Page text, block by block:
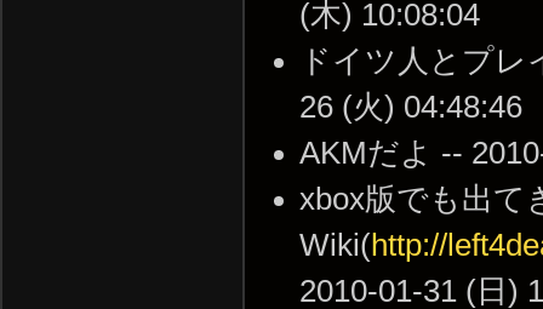
(木) 10:08:04
ドイツ人とプ
26 (火) 04:48:46
AKMだよ --
xbox版でも出て
Wiki(http://
2010-01-31 (日)